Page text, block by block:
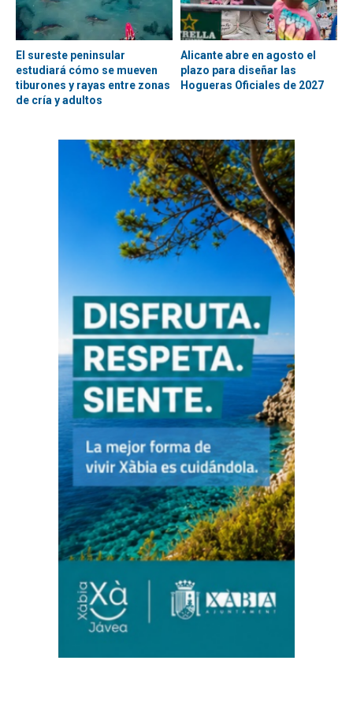
El sureste peninsular
estudiará cómo se mueven
tiburones y rayas entre zonas
de cría y adultos
Alicante abre en agosto el
plazo para diseñar las
Hogueras Oficiales de 2027